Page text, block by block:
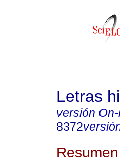
Letras
versión
8372
Resumen